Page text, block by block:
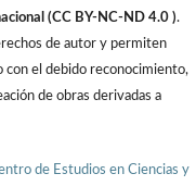
(CC BY-NC-ND 4.0 ).
de autor y permiten
el debido reconocimiento,
de obras derivadas a
de Estudios en Ciencias y